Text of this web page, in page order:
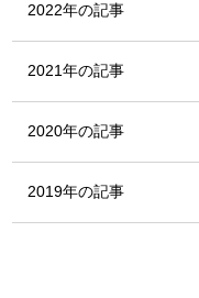
2022年の記事
2021年の記事
2020年の記事
2019年の記事